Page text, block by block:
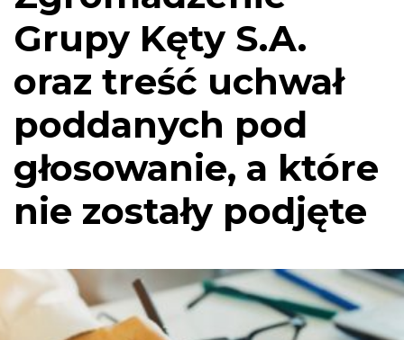
Grupy Kęty S.A.
oraz treść uchwał
poddanych pod
głosowanie, a które
nie zostały podjęte